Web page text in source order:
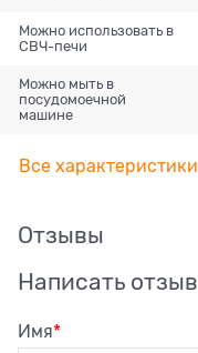
Можно использовать в
СВЧ-печи
Можно мыть в
посудомоечной
машине
Все характеристики
Отзывы
Написать отзыв
Имя